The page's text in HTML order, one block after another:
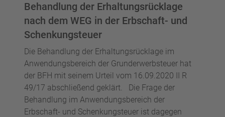
Behandlung der Erhaltungsrücklage
nach dem WEG in der Erbschaft- und
Schenkungsteuer
Die Behandlung der Erhaltungsrücklage im
Anwendungsbereich der Grunderwerbsteuer hat
der BFH mit seinem Urteil vom 16.09.2020 II R
49/17 abschließend geklärt. Die Frage der
Behandlung im Anwendungsbereich der
Erbschaft- und Schenkungsteuer ist dagegen